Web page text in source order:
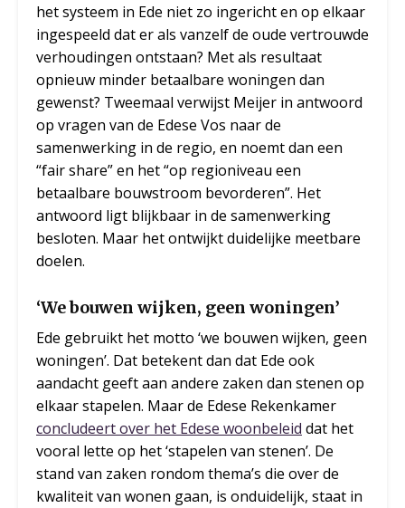
het systeem in Ede niet zo ingericht en op elkaar
ingespeeld dat er als vanzelf de oude vertrouwde
verhoudingen ontstaan? Met als resultaat
opnieuw minder betaalbare woningen dan
gewenst? Tweemaal verwijst Meijer in antwoord
op vragen van de Edese Vos naar de
samenwerking in de regio, en noemt dan een
“fair share” en het “op regioniveau een
betaalbare bouwstroom bevorderen”. Het
antwoord ligt blijkbaar in de samenwerking
besloten. Maar het ontwijkt duidelijke meetbare
doelen.
‘We bouwen wijken, geen woningen’
Ede gebruikt het motto ‘we bouwen wijken, geen
woningen’. Dat betekent dan dat Ede ook
aandacht geeft aan andere zaken dan stenen op
elkaar stapelen. Maar de Edese Rekenkamer
concludeert over het Edese woonbeleid dat het
vooral lette op het ‘stapelen van stenen’. De
stand van zaken rondom thema’s die over de
kwaliteit van wonen gaan, is onduidelijk, staat in